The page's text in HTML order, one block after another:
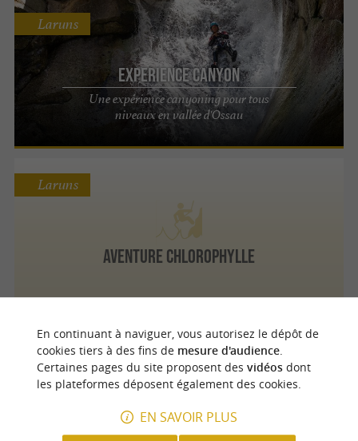
EXPERIENCE Canyon
Une expérience canyoning pour tous
niveaux en vallée d'Ossau
Laruns
Aventure Chlorophylle
Laruns
Canyoning Vallée d'Aspe
Bedous
En continuant à naviguer, vous autorisez le dépôt de
cookies tiers à des fins de mesure d'audience.
Certaines pages du site proposent des vidéosdont
les plateformes déposent également des cookies.
EN SAVOIR PLUS